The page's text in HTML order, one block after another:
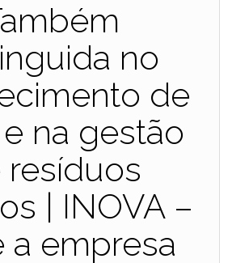
no
de
na gestão
resíduos
| INOVA –
a empresa